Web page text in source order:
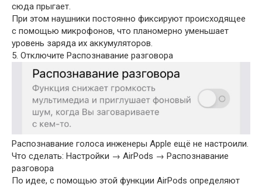
сюда прыгает.
При этом наушники постоянно фиксируют происходящее
с помощью микрофонов, что планомерно уменьшает
уровень заряда их аккумуляторов.
5. Отключите Распознавание разговора
Распознавание голоса инженеры Apple ещё не настроили.
Что сделать: Настройки → AirPods → Распознавание
разговора
По идее, с помощью этой функции AirPods определяют